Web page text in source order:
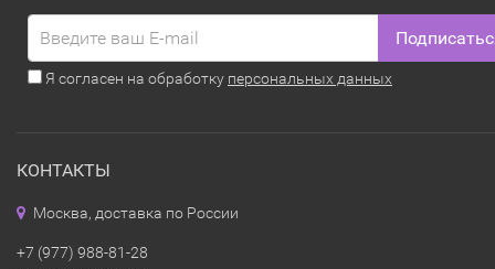
Я согласен на обработку персональных данных
КОНТАКТЫ
Москва, доставка по России
+7 (977) 988-81-28